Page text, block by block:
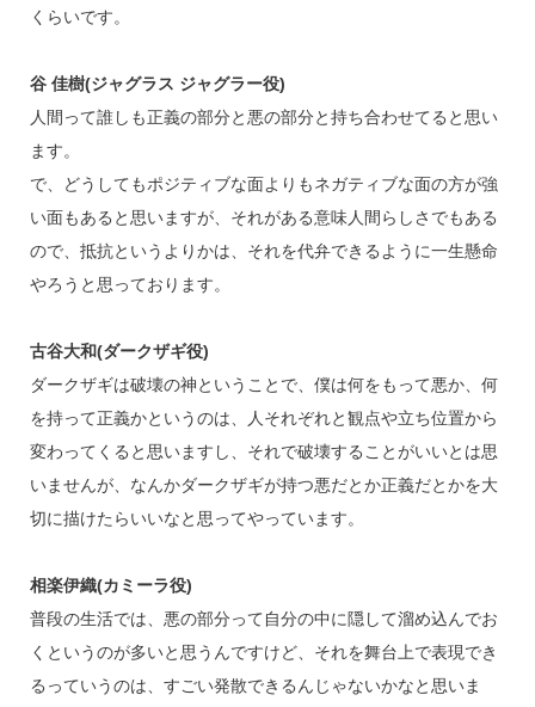
くらいです。
谷 佳樹(ジャグラス ジャグラー役)
人間って誰しも正義の部分と悪の部分と持ち合わせてると思い
ます。
で、どうしてもポジティブな面よりもネガティブな面の方が強
い面もあると思いますが、それがある意味人間らしさでもある
ので、抵抗というよりかは、それを代弁できるように一生懸命
やろうと思っております。
古谷大和(ダークザギ役)
ダークザギは破壊の神ということで、僕は何をもって悪か、何
を持って正義かというのは、人それぞれと観点や立ち位置から
変わってくると思いますし、それで破壊することがいいとは思
いませんが、なんかダークザギが持つ悪だとか正義だとかを大
切に描けたらいいなと思ってやっています。
相楽伊織(カミーラ役)
普段の生活では、悪の部分って自分の中に隠して溜め込んでお
くというのが多いと思うんですけど、それを舞台上で表現でき
るっていうのは、すごい発散できるんじゃないかなと思いま